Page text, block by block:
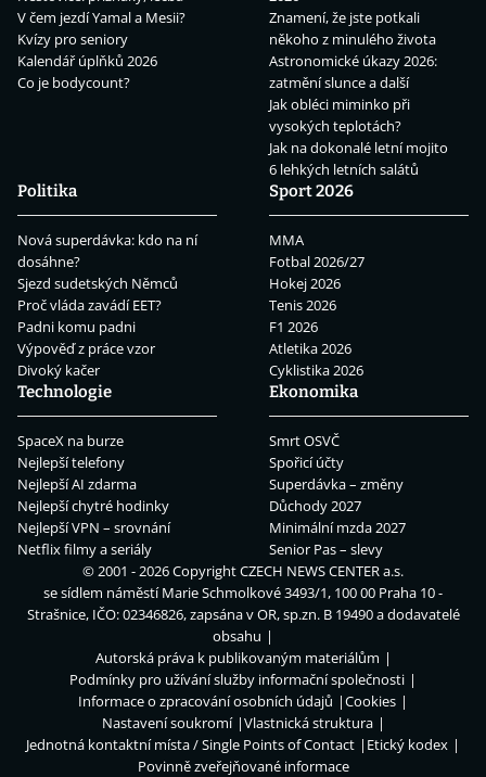
V čem jezdí Yamal a Mesii?
Kvízy pro seniory
Kalendář úplňků 2026
Co je bodycount?
Znamení, že jste potkali
někoho z minulého života
Astronomické úkazy 2026:
zatmění slunce a další
Jak obléci miminko při
vysokých teplotách?
Jak na dokonalé letní mojito
6 lehkých letních salátů
Politika
Nová superdávka: kdo na ní
dosáhne?
Sjezd sudetských Němců
Proč vláda zavádí EET?
Padni komu padni
Výpověď z práce vzor
Divoký kačer
Sport 2026
MMA
Fotbal 2026/27
Hokej 2026
Tenis 2026
F1 2026
Atletika 2026
Cyklistika 2026
Technologie
SpaceX na burze
Nejlepší telefony
Nejlepší AI zdarma
Nejlepší chytré hodinky
Nejlepší VPN – srovnání
Netflix filmy a seriály
Ekonomika
Smrt OSVČ
Spořicí účty
Superdávka – změny
Důchody 2027
Minimální mzda 2027
Senior Pas – slevy
© 2001 - 2026 CopyrightCZECH NEWS CENTER a.s.
se sídlem náměstí Marie Schmolkové 3493/1, 100 00 Praha 10 -
Strašnice, IČO: 02346826, zapsána v OR, sp.zn. B 19490 a dodavatelé
obsahu
Autorská práva k publikovaným materiálům
Podmínky pro užívání služby informační společnosti
Informace o zpracování osobních údajů
Cookies
Nastavení soukromí
Vlastnická struktura
Jednotná kontaktní místa / Single Points of Contact
Etický kodex
Povinně zveřejňované informace